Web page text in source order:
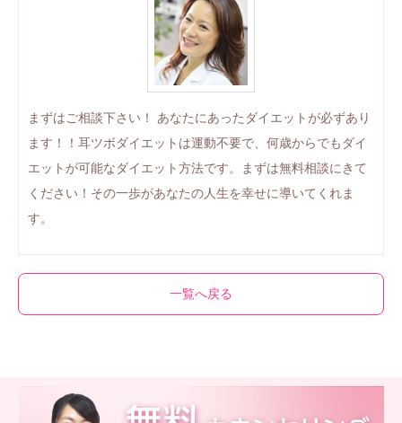
まずはご相談下さい！ あなたにあったダイエットが必ずあり
ます！！耳ツボダイエットは運動不要で、何歳からでもダイ
エットが可能なダイエット方法です。まずは無料相談にきて
ください！その一歩があなたの人生を幸せに導いてくれま
す。
一覧へ戻る